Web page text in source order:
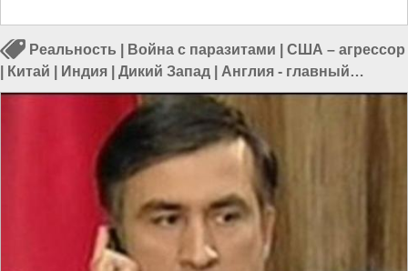
Реальность Война с паразитами
США – агрессор
Китай Индия Дикий Запад
Англия - главный
паразит